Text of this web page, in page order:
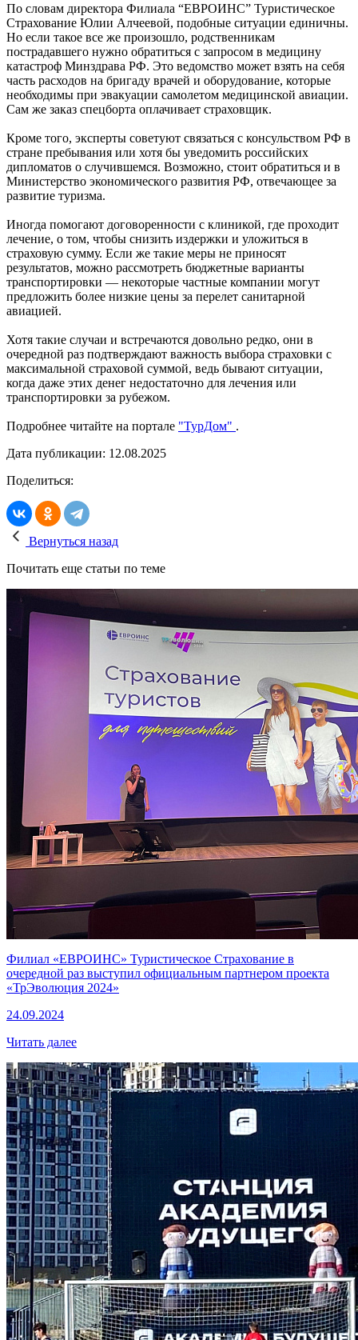
По словам директора Филиала “ЕВРОИНС” Туристическое
Страхование Юлии Алчеевой, подобные ситуации единичны.
Но если такое все же произошло, родственникам
пострадавшего нужно обратиться с запросом в медицину
катастроф Минздрава РФ. Это ведомство может взять на себя
часть расходов на бригаду врачей и оборудование, которые
необходимы при эвакуации самолетом медицинской авиации.
Сам же заказ спецборта оплачивает страховщик.
Кроме того, эксперты советуют связаться с консульством РФ в
стране пребывания или хотя бы уведомить российских
дипломатов о случившемся. Возможно, стоит обратиться и в
Министерство экономического развития РФ, отвечающее за
развитие туризма.
Иногда помогают договоренности с клиникой, где проходит
лечение, о том, чтобы снизить издержки и уложиться в
страховую сумму. Если же такие меры не приносят
результатов, можно рассмотреть бюджетные варианты
транспортировки — некоторые частные компании могут
предложить более низкие цены за перелет санитарной
авиацией.
Хотя такие случаи и встречаются довольно редко, они в
очередной раз подтверждают важность выбора страховки с
максимальной страховой суммой, ведь бывают ситуации,
когда даже этих денег недостаточно для лечения или
транспортировки за рубежом.
Подробнее читайте на портале "ТурДом" .
Дата публикации: 12.08.2025
Поделиться:
Вернуться назад
Почитать еще статьи по теме
Филиал «ЕВРОИНС» Туристическое Страхование в
очередной раз выступил официальным партнером проекта
«ТрЭволюция 2024»
24.09.2024
Читать далее